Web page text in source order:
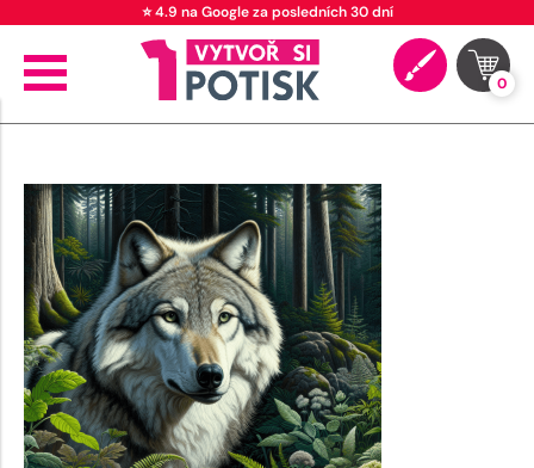
⭐ 4.9 na Google za posledních 30 dní
0